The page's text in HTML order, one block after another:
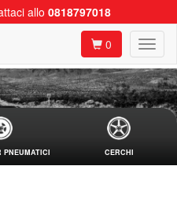
allo 0818797018
0
PNEUMATICI CERCHI